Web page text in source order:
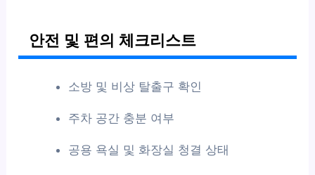
안전 및 편의 체크리스트
소방 및 비상 탈출구 확인
주차 공간 충분 여부
공용 욕실 및 화장실 청결 상태